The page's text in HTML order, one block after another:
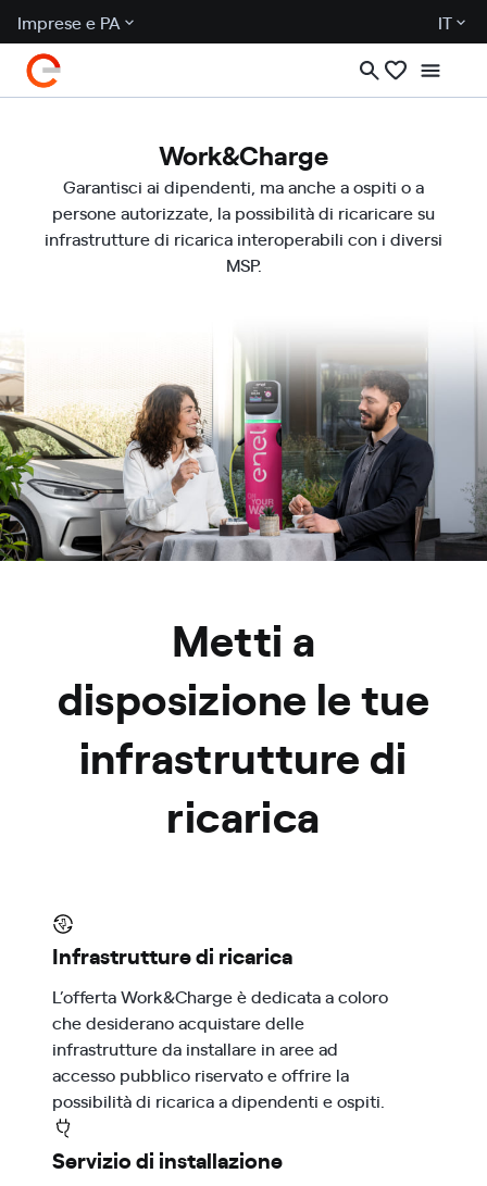
Imprese e PA IT
Work&Charge
Garantisci ai dipendenti, ma anche a ospiti o a
persone autorizzate, la possibilità di ricaricare su
infrastrutture di ricarica interoperabili con i diversi
MSP.
Metti a
disposizione le tue
infrastrutture di
ricarica
Infrastrutture di ricarica
L’offerta Work&Charge è dedicata a coloro
che desiderano acquistare delle
infrastrutture da installare in aree ad
accesso pubblico riservato e offrire la
possibilità di ricarica a dipendenti e ospiti.
Servizio di installazione